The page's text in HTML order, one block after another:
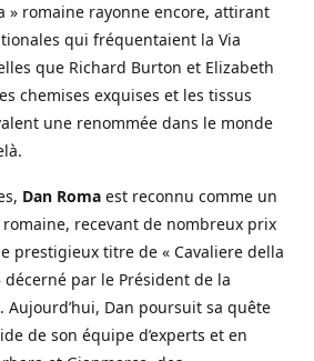
» romaine rayonne encore, attirant
qui fréquentaient la Via
que Richard Burton et Elizabeth
chemises exquises et les tissus
une renommée dans le monde
Dan Roma est reconnu comme un
romaine, recevant de nombreux prix
prestigieux titre de « Cavaliere della
par le Président de la
Dan poursuit sa quête
de son équipe d’experts et en